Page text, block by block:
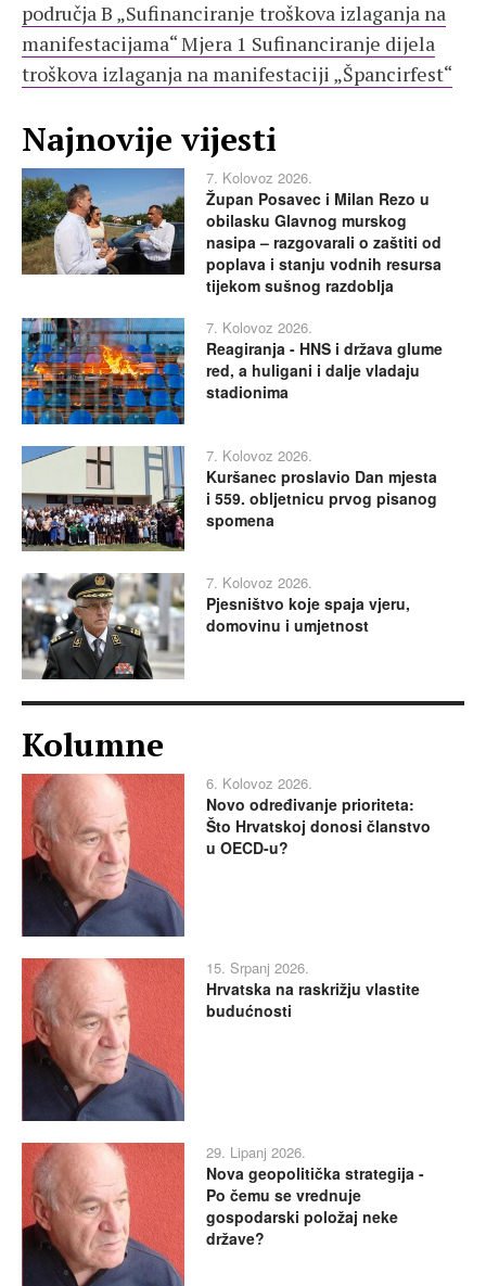
područja B „Sufinanciranje troškova izlaganja na
manifestacijama“ Mjera 1 Sufinanciranje dijela
troškova izlaganja na manifestaciji „Špancirfest“
Najnovije vijesti
7. Kolovoz 2026.
Župan Posavec i Milan Rezo u
obilasku Glavnog murskog
nasipa – razgovarali o zaštiti od
poplava i stanju vodnih resursa
tijekom sušnog razdoblja
7. Kolovoz 2026.
Reagiranja - HNS i država glume
red, a huligani i dalje vladaju
stadionima
7. Kolovoz 2026.
Kuršanec proslavio Dan mjesta
i 559. obljetnicu prvog pisanog
spomena
7. Kolovoz 2026.
Pjesništvo koje spaja vjeru,
domovinu i umjetnost
Kolumne
6. Kolovoz 2026.
Novo određivanje prioriteta:
Što Hrvatskoj donosi članstvo
u OECD-u?
15. Srpanj 2026.
Hrvatska na raskrižju vlastite
budućnosti
29. Lipanj 2026.
Nova geopolitička strategija -
Po čemu se vrednuje
gospodarski položaj neke
države?